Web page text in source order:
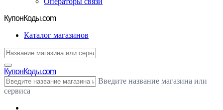
КупонКоды.com
Каталог магазинов
КупонКоды.com
Введите название магазина или
сервиса